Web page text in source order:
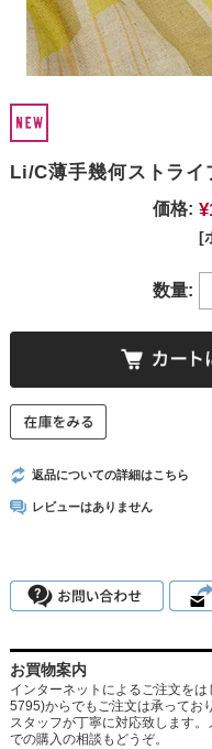
Li/C薄手幾何ストライ
価格:
[
数量:
返品についての詳細はこちら
レビューはありません
お買物案内
インターネットによるご注文を
5795)からでもご注文は承ってお
スタッフが丁寧に対応致します。
での購入の相談もどうぞ。